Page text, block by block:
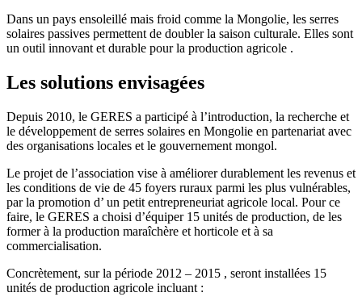
Dans un pays ensoleillé mais froid comme la Mongolie, les serres
solaires passives permettent de doubler la saison culturale. Elles sont
un outil innovant et durable pour la production agricole .
Les solutions envisagées
Depuis 2010, le GERES a participé à l’introduction, la recherche et
le développement de serres solaires en Mongolie en partenariat avec
des organisations locales et le gouvernement mongol.
Le projet de l’association vise à améliorer durablement les revenus et
les conditions de vie de 45 foyers ruraux parmi les plus vulnérables,
par la promotion d’ un petit entrepreneuriat agricole local. Pour ce
faire, le GERES a choisi d’équiper 15 unités de production, de les
former à la production maraîchère et horticole et à sa
commercialisation.
Concrètement, sur la période 2012 – 2015 , seront installées 15
unités de production agricole incluant :